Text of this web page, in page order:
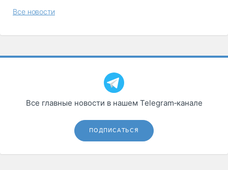
Все новости
Все главные новости в нашем Telegram‑канале
ПОДПИСАТЬСЯ